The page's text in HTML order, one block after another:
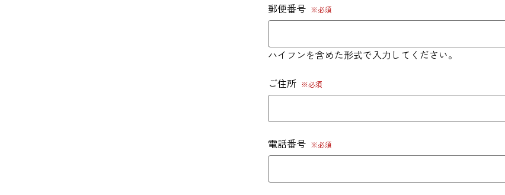
郵便番号 ※必須
ハイフンを含めた形式で入力してください。
ご住所 ※必須
電話番号 ※必須